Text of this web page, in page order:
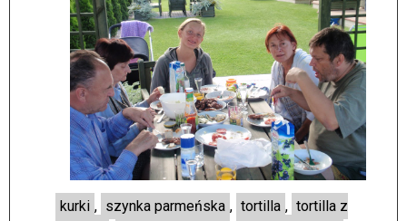
kurki , szynka parmeńska , tortilla , tortilla z